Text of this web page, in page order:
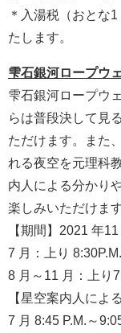
＊入湯税（おとな
たします。
雫石銀河ロープウ
雫石銀河ロープウ
らは普段決して見
ただけます。また
れる夜空を元理科
内人による分かり
楽しみいただけます
【期間】2021 年
7 月：上り
8 月～11 月：上り
【星空案内人によ
7 月 8:45 P.M.～